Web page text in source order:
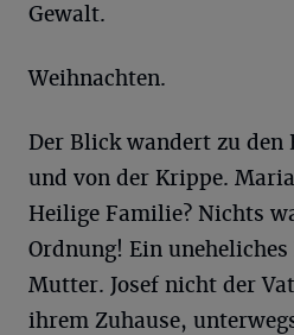
Gewalt.
Weihnachten.
Der Blick wandert zu
und von der Krippe.
Heilige Familie? Nichts
Ordnung! Ein
Mutter. Josef nicht der
ihrem Zuhause,